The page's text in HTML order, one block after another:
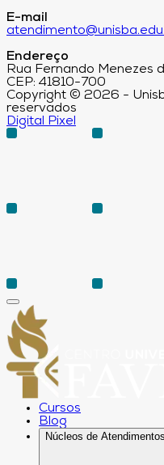
E-mail
Endereço
Rua Fernando Menezes
CEP: 41810-700
Copyright © 2026 -
reservados
Digital Pixel
Cursos
Blog
Núcleos de Atendimentos